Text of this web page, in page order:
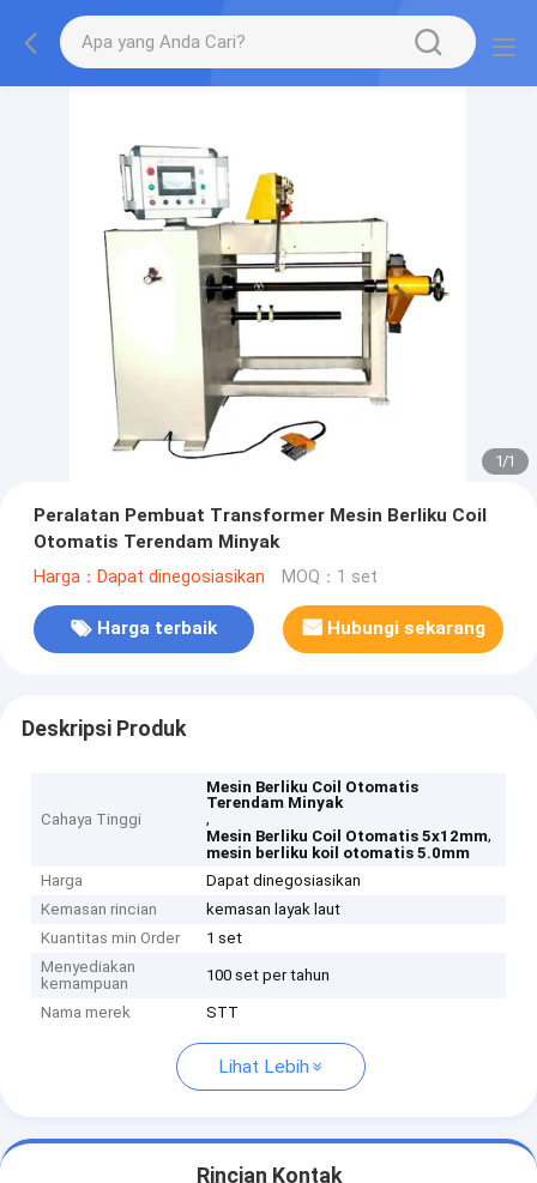
1/1
Peralatan Pembuat Transformer Mesin Berliku Coil
Otomatis Terendam Minyak
Harga：Dapat dinegosiasikan MOQ：1 set
Harga terbaik Hubungi sekarang
Deskripsi Produk
Cahaya Tinggi
Mesin Berliku Coil Otomatis
Terendam Minyak
,
Mesin Berliku Coil Otomatis 5x12mm,
mesin berliku koil otomatis 5.0mm
Harga
Dapat dinegosiasikan
Kemasan rincian
kemasan layak laut
Kuantitas min Order
1 set
Menyediakan
kemampuan
100 set per tahun
Nama merek STT
Lihat Lebih
Rincian Kontak